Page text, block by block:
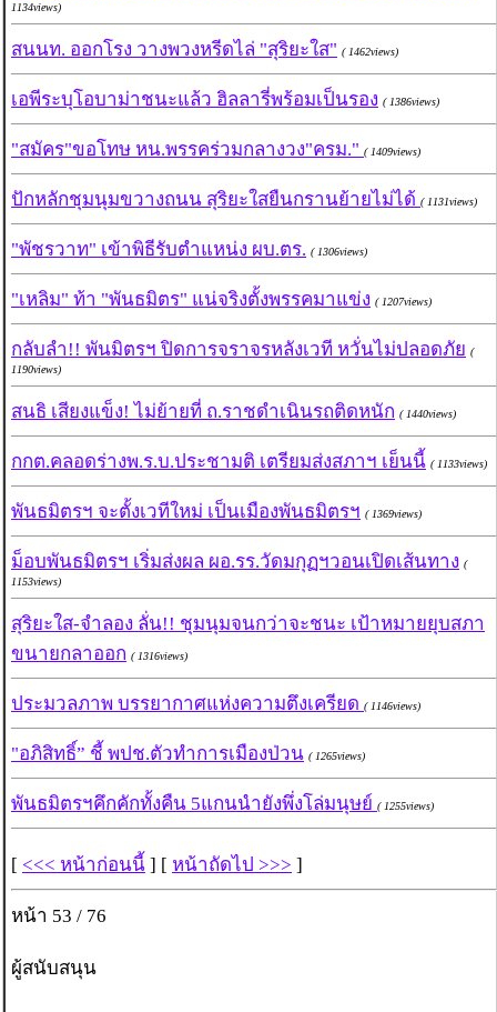
1134views)
สนนท. ออกโรง วางพวงหรีดไล่ "สุริยะใส" ( 1462views)
เอพีระบุโอบาม่าชนะแล้ว ฮิลลารี่พร้อมเป็นรอง ( 1386views)
"สมัคร"ขอโทษ หน.พรรคร่วมกลางวง"ครม." ( 1409views)
ปักหลักชุมนุมขวางถนน สุริยะใสยืนกรานย้ายไม่ได้ ( 1131views)
"พัชรวาท" เข้าพิธีรับตำแหน่ง ผบ.ตร. ( 1306views)
"เหลิม" ท้า "พันธมิตร" แน่จริงตั้งพรรคมาแข่ง ( 1207views)
กลับลำ!! พันมิตรฯ ปิดการจราจรหลังเวที หวั่นไม่ปลอดภัย (
1190views)
สนธิ เสียงแข็ง! ไม่ย้ายที่ ถ.ราชดำเนินรถติดหนัก ( 1440views)
กกต.คลอดร่างพ.ร.บ.ประชามติ เตรียมส่งสภาฯ เย็นนี้ ( 1133views)
พันธมิตรฯ จะตั้งเวทีใหม่ เป็นเมืองพันธมิตรฯ ( 1369views)
ม็อบพันธมิตรฯ เริ่มส่งผล ผอ.รร.วัดมกุฏฯวอนเปิดเส้นทาง (
1153views)
สุริยะใส-จำลอง ลั่น!! ชุมนุมจนกว่าจะชนะ เป้าหมายยุบสภา
ขนายกลาออก ( 1316views)
ประมวลภาพ บรรยากาศแห่งความตึงเครียด ( 1146views)
"อภิสิทธิ์” ชี้ พปช.ตัวทำการเมืองป่วน ( 1265views)
พันธมิตรฯคึกคักทั้งคืน 5แกนนำยังพึ่งโล่มนุษย์ ( 1255views)
[ <<< หน้าก่อนนี้ ] [ หน้าถัดไป >>> ]
หน้า 53 / 76
ผู้สนับสนุน